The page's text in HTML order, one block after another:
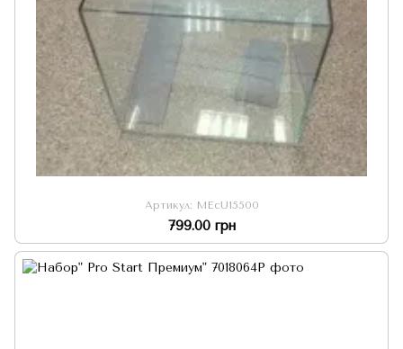
Артикул: MEcU15500
799.00 грн